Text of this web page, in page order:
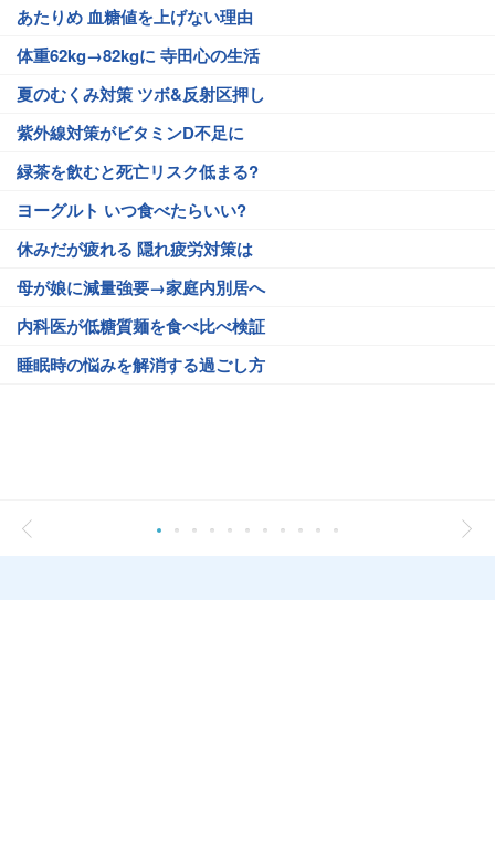
あたりめ 血糖値を上げない理由
体重62kg→82kgに 寺田心の生活
夏のむくみ対策 ツボ&反射区押し
紫外線対策がビタミンD不足に
緑茶を飲むと死亡リスク低まる?
ヨーグルト いつ食べたらいい?
休みだが疲れる 隠れ疲労対策は
母が娘に減量強要→家庭内別居へ
内科医が低糖質麺を食べ比べ検証
睡眠時の悩みを解消する過ごし方